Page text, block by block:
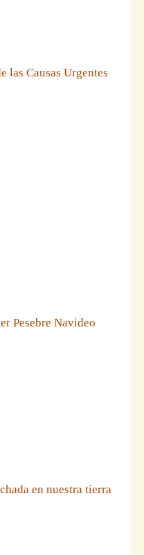
las Causas Urgentes
Pesebre Navideo
en nuestra tierra